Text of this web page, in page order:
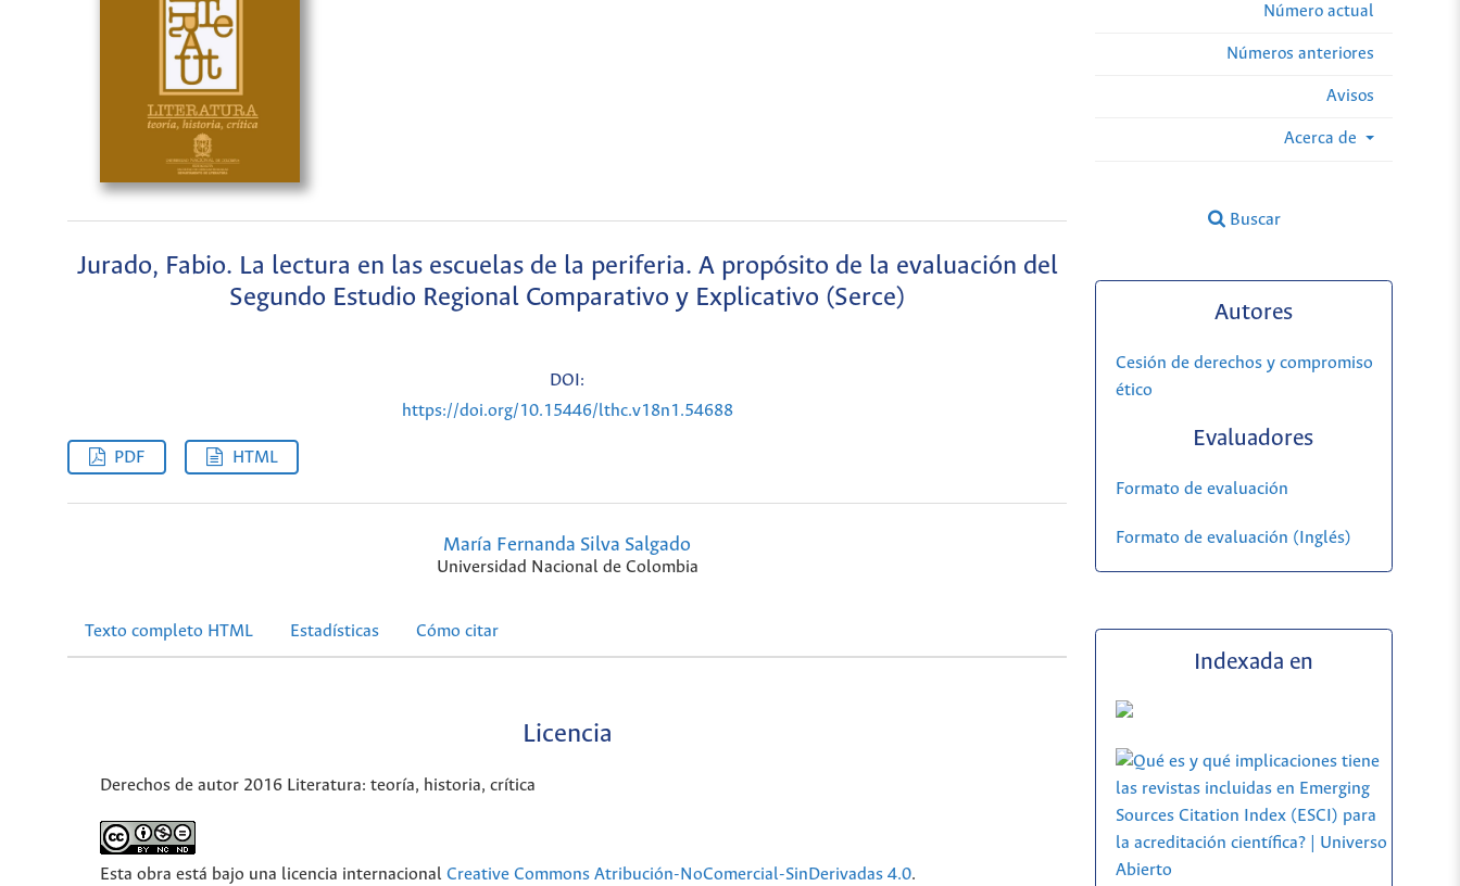
Número actual
Números anteriores
Avisos
Acerca de
Buscar
Jurado, Fabio. La lectura en las escuelas de la periferia. A propósito de la evaluación del
Segundo Estudio Regional Comparativo y Explicativo (Serce)
DOI:
https://doi.org/10.15446/lthc.v18n1.54688
PDF HTML
María Fernanda Silva Salgado
Universidad Nacional de Colombia
Texto completo HTML Estadísticas Cómo citar
Licencia
Derechos de autor 2016 Literatura: teoría, historia, crítica
Esta obra está bajo una licencia internacional Creative Commons Atribución-NoComercial-SinDerivadas 4.0.
Autores
Cesión de derechos y compromiso
ético
Evaluadores
Formato de evaluación
Formato de evaluación (Inglés)
Indexada en